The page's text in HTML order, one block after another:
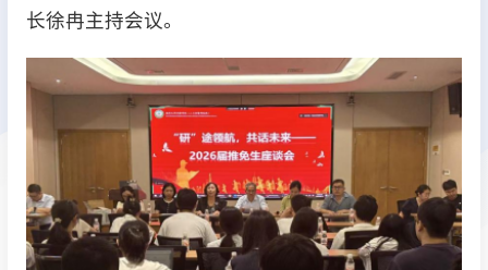
长徐冉主持会议。